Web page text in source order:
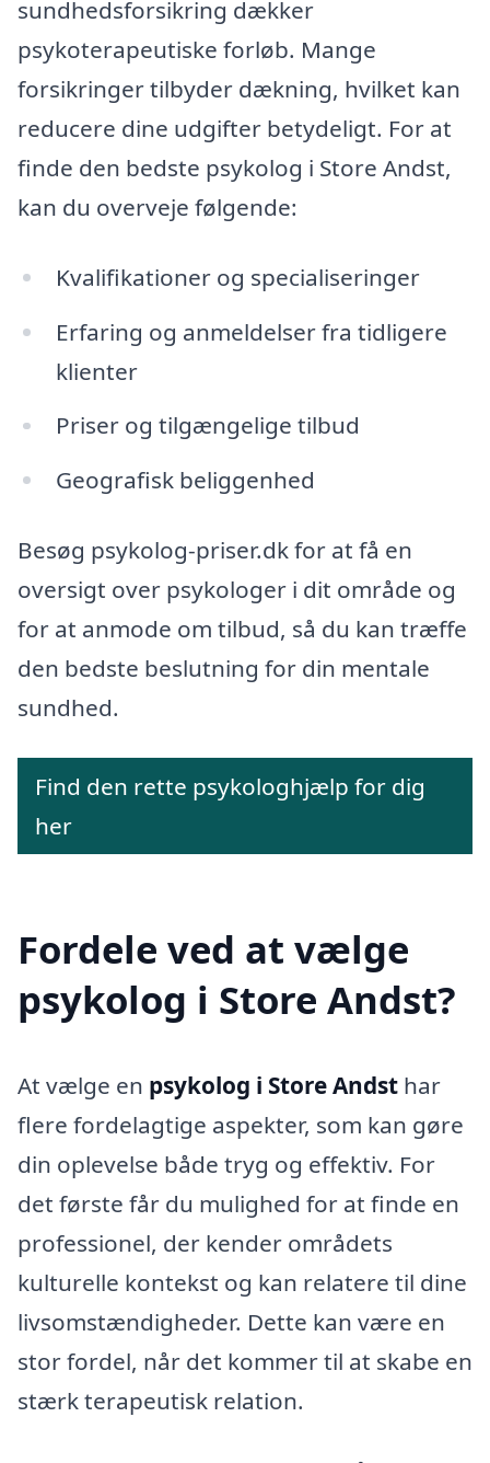
sundhedsforsikring dækker
psykoterapeutiske forløb. Mange
forsikringer tilbyder dækning, hvilket kan
reducere dine udgifter betydeligt. For at
finde den bedste psykolog i Store Andst,
kan du overveje følgende:
Kvalifikationer og specialiseringer
Erfaring og anmeldelser fra tidligere
klienter
Priser og tilgængelige tilbud
Geografisk beliggenhed
Besøg psykolog-priser.dk for at få en
oversigt over psykologer i dit område og
for at anmode om tilbud, så du kan træffe
den bedste beslutning for din mentale
sundhed.
Find den rette psykologhjælp for dig
her
Fordele ved at vælge
psykolog i Store Andst?
At vælge en psykolog i Store Andst har
flere fordelagtige aspekter, som kan gøre
din oplevelse både tryg og effektiv. For
det første får du mulighed for at finde en
professionel, der kender områdets
kulturelle kontekst og kan relatere til dine
livsomstændigheder. Dette kan være en
stor fordel, når det kommer til at skabe en
stærk terapeutisk relation.